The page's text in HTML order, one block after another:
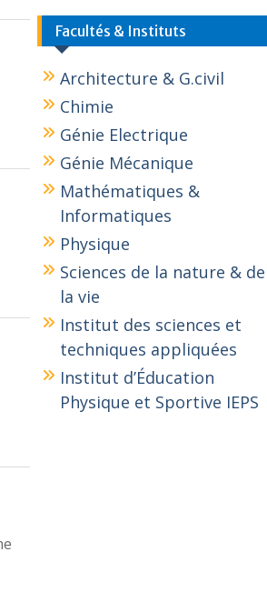
Facultés & Instituts
Architecture & G.civil
Chimie
Génie Electrique
Génie Mécanique
Mathématiques &
Informatiques
Physique
Sciences de la nature & de
la vie
Institut des sciences et
techniques appliquées
Institut d’Éducation
Physique et Sportive IEPS